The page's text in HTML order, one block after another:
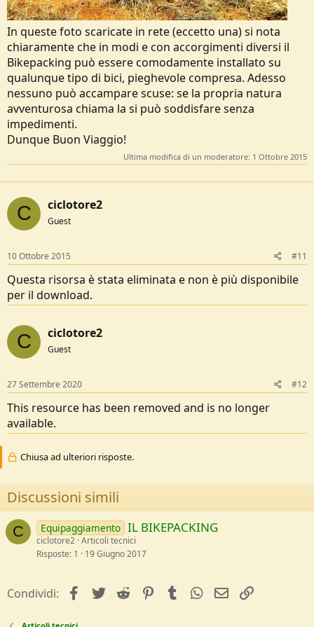
In queste foto scaricate in rete (eccetto una) si nota
chiaramente che in modi e con accorgimenti diversi il
Bikepacking può essere comodamente installato su
qualunque tipo di bici, pieghevole compresa. Adesso
nessuno può accampare scuse: se la propria natura
avventurosa chiama la si può soddisfare senza
impedimenti.
Dunque Buon Viaggio!
Ultima modifica di un moderatore: 1 Ottobre 2015
C ciclotore2
Guest
10 Ottobre 2015 #11
Questa risorsa è stata eliminata e non è più disponibile
per il download.
C ciclotore2
Guest
27 Settembre 2020 #12
This resource has been removed and is no longer
available.
Chiusa ad ulteriori risposte.
Discussioni simili
C Equipaggiamento IL BIKEPACKING
ciclotore2 Articoli tecnici
Risposte 1 19 Giugno 2017
Condividi: facebookTwitterReddit PinterestTumblrWhatsApp
e-mail
Articoli tecnici